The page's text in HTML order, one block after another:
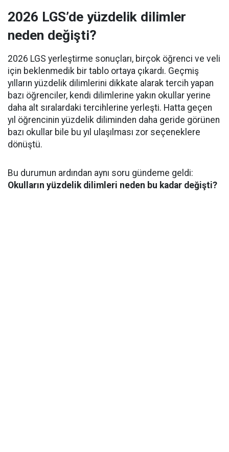
2026 LGS’de yüzdelik dilimler
neden değişti?
2026 LGS yerleştirme sonuçları, birçok öğrenci ve veli
için beklenmedik bir tablo ortaya çıkardı. Geçmiş
yılların yüzdelik dilimlerini dikkate alarak tercih yapan
bazı öğrenciler, kendi dilimlerine yakın okullar yerine
daha alt sıralardaki tercihlerine yerleşti. Hatta geçen
yıl öğrencinin yüzdelik diliminden daha geride görünen
bazı okullar bile bu yıl ulaşılması zor seçeneklere
dönüştü.
Bu durumun ardından aynı soru gündeme geldi:
Okulların yüzdelik dilimleri neden bu kadar değişti?